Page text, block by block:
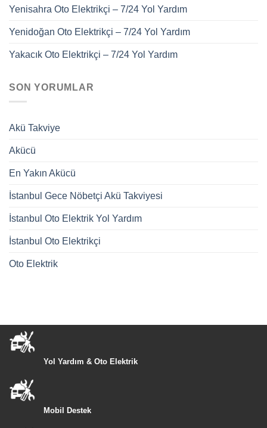
Yenisahra Oto Elektrikçi – 7/24 Yol Yardım
Yenidoğan Oto Elektrikçi – 7/24 Yol Yardım
Yakacık Oto Elektrikçi – 7/24 Yol Yardım
SON YORUMLAR
Akü Takviye
Akücü
En Yakın Akücü
İstanbul Gece Nöbetçi Akü Takviyesi
İstanbul Oto Elektrik Yol Yardım
İstanbul Oto Elektrikçi
Oto Elektrik
Yol Yardım & Oto Elektrik
Mobil Destek